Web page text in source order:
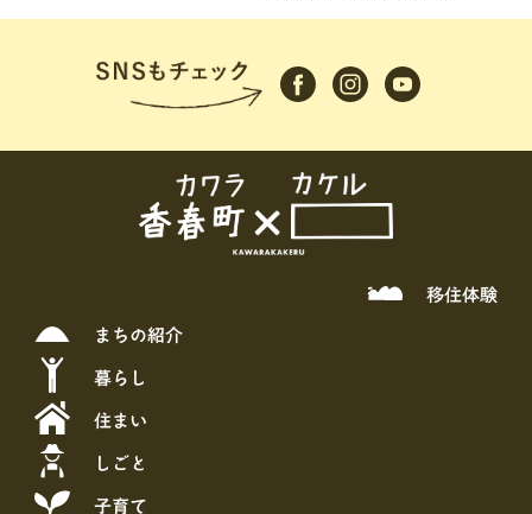
移住体験
まちの紹介
暮らし
住まい
しごと
子育て